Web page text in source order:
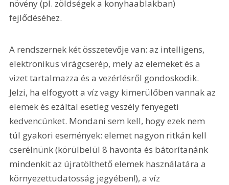
növény (pl. zöldségek a konyhaablakban)
fejlődéséhez.
A rendszernek két összetevője van: az intelligens,
elektronikus virágcserép, mely az elemeket és a
vizet tartalmazza és a vezérlésről gondoskodik.
Jelzi, ha elfogyott a víz vagy kimerülőben vannak az
elemek és ezáltal esetleg veszély fenyegeti
kedvencünket. Mondani sem kell, hogy ezek nem
túl gyakori események: elemet nagyon ritkán kell
cserélnünk (körülbelül 8 havonta és bátorítanánk
mindenkit az újratölthető elemek használatára a
környezettudatosság jegyében!), a víz